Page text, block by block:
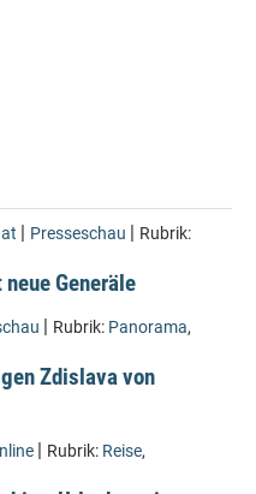
| Presseschau | Rubrik:
Generäle
| Rubrik: Panorama,
Zdislava von
| Rubrik: Reise,